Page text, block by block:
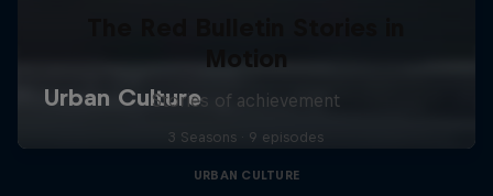
Motion
Stories of achievement
3 Seasons · 9 episodes
URBAN CULTURE